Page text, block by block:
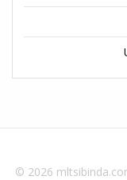
© 2026